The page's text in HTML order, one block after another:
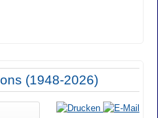
(1948-2026)